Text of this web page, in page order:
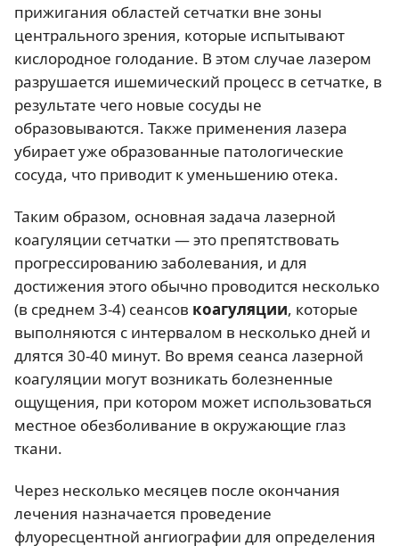
прижигания областей сетчатки вне зоны
центрального зрения, которые испытывают
кислородное голодание. В этом случае лазером
разрушается ишемический процесс в сетчатке, в
результате чего новые сосуды не
образовываются. Также применения лазера
убирает уже образованные патологические
сосуда, что приводит к уменьшению отека.
Таким образом, основная задача лазерной
коагуляции сетчатки — это препятствовать
прогрессированию заболевания, и для
достижения этого обычно проводится несколько
(в среднем 3-4) сеансов коагуляции, которые
выполняются с интервалом в несколько дней и
длятся 30-40 минут. Во время сеанса лазерной
коагуляции могут возникать болезненные
ощущения, при котором может использоваться
местное обезболивание в окружающие глаз
ткани.
Через несколько месяцев после окончания
лечения назначается проведение
флуоресцентной ангиографии для определения